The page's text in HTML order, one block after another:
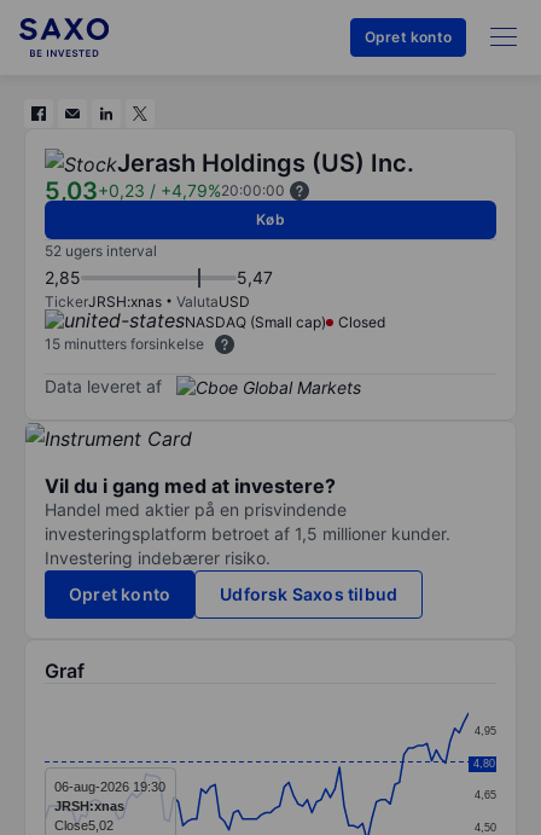
Opret konto
Jerash Holdings (US) Inc.
5,03+0,23 / +4,79%20:00:00
Køb
52 ugers interval
2,85 5,47
TickerJRSH:xnas ValutaUSD
NASDAQ (Small cap)
Closed
15 minutters forsinkelse
Data leveret af
Vil du i gang med at investere?
Handel med aktier på en prisvindende
investeringsplatform betroet af 1,5 millioner kunder.
Investering indebærer risiko.
Opret konto
Udforsk Saxos tilbud
Graf
Line chart with 93 data points.
The chart has 1 X axis displaying categories.
The chart has 1 Y axis displaying values. Data 4,50
4,65
4,80
4,95
4,80
06-aug-2026 19:30
JRSH:xnas
Close5,02